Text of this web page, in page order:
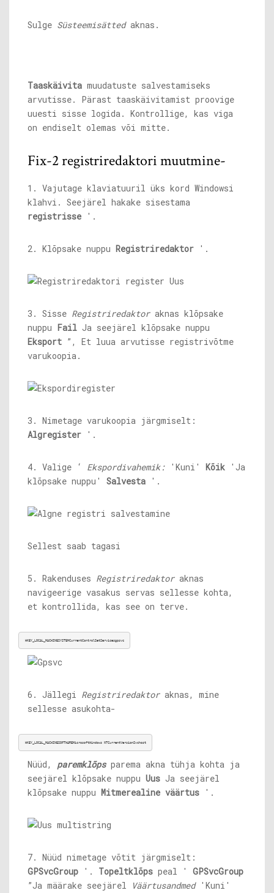
Sulge Süsteemisättedaknas.
Taaskäivita muudatuste salvestamiseks
arvutisse. Pärast taaskäivitamist proovige
uuesti sisse logida. Kontrollige, kas viga
on endiselt olemas või mitte.
Fix-2 registriredaktori muutmine-
1. Vajutage klaviatuuril üks kord Windowsi
klahvi. Seejärel hakake sisestama
registrisse '.
2. Klõpsake nuppu Registriredaktor '.
3. Sisse Registriredaktoraknas klõpsake
nuppu Fail Ja seejärel klõpsake nuppu
Eksport ”, Et luua arvutisse registrivõtme
varukoopia.
3. Nimetage varukoopia järgmiselt:
Algregister '.
4. Valige ‘ Ekspordivahemik: 'Kuni' Kõik 'Ja
klõpsake nuppu' Salvesta '.
Sellest saab tagasi
5. Rakenduses Registriredaktoraknas
navigeerige vasakus servas sellesse kohta,
et kontrollida, kas see on terve.
HKEY_LOCAL_MACHINESYSTEMCurrentControlSetServicesgpsvc
6. Jällegi Registriredaktoraknas, mine
sellesse asukohta-
HKEY_LOCAL_MACHINESOFTWAREMicrosoftWindows NTCurrentVersionSvchost
Nüüd, paremklõps parema akna tühja kohta ja
seejärel klõpsake nuppu Uus Ja seejärel
klõpsake nuppu Mitmerealine väärtus '.
7. Nüüd nimetage võtit järgmiselt:
GPSvcGroup '. Topeltklõps peal ' GPSvcGroup
”Ja määrake seejärel
Väärtusandmed'Kuni'